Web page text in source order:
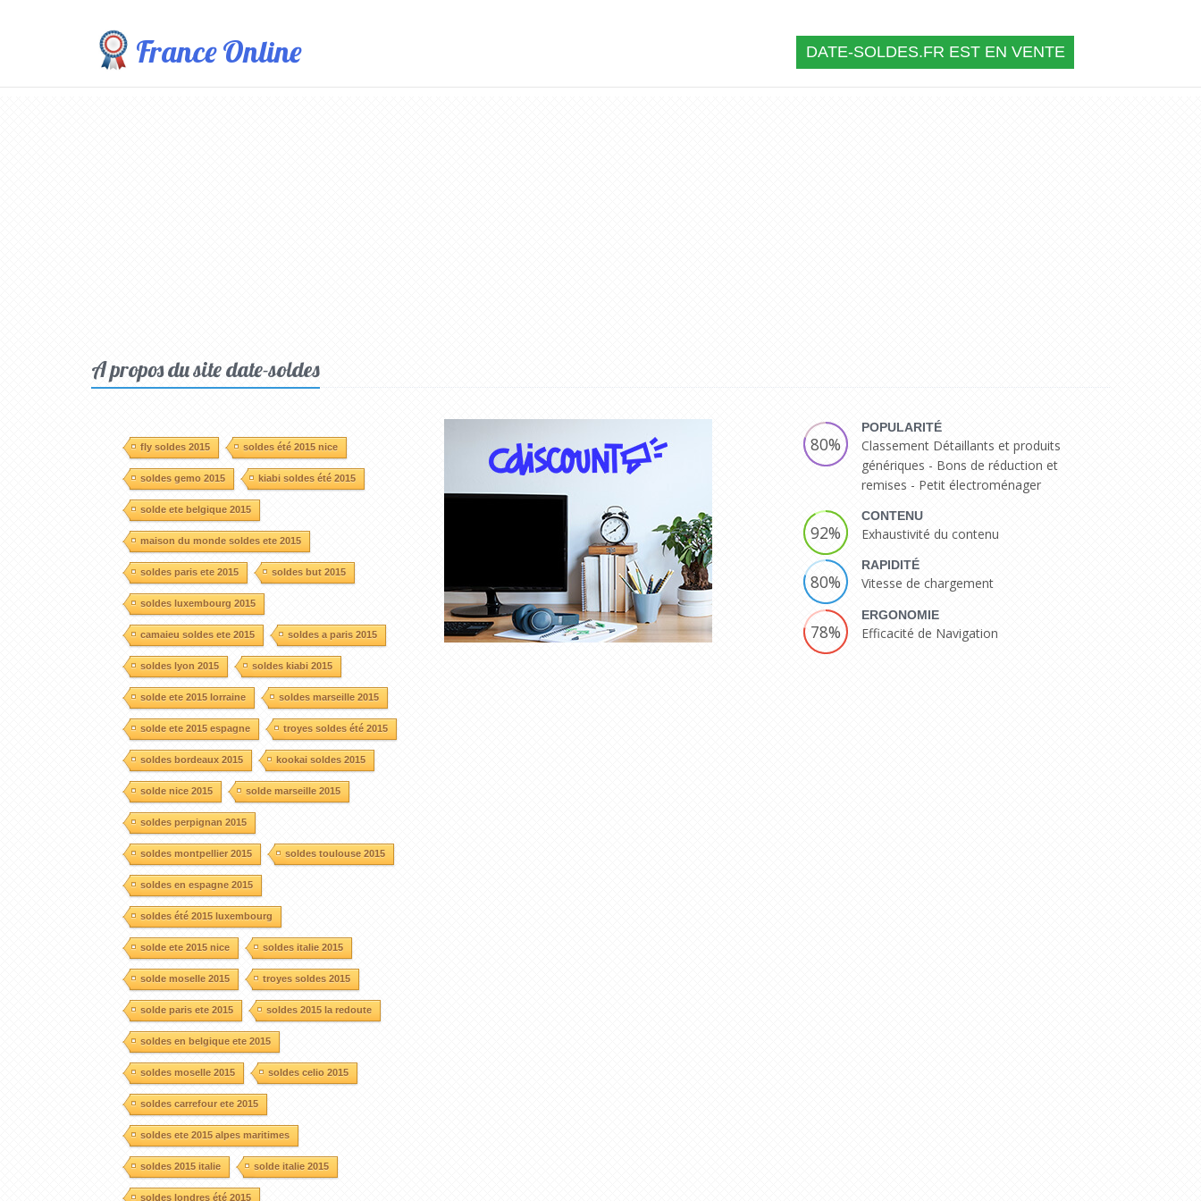
France Online DATE-SOLDES.FR EST EN VENTE
A propos du site date-soldes
fly soldes 2015 soldes été 2015 nice
soldes gemo 2015 kiabi soldes été 2015
solde ete belgique 2015
maison du monde soldes ete 2015
soldes paris ete 2015 soldes but 2015
soldes luxembourg 2015
camaieu soldes ete 2015 soldes a paris 2015
soldes lyon 2015 soldes kiabi 2015
solde ete 2015 lorraine soldes marseille 2015
solde ete 2015 espagne troyes soldes été 2015
soldes bordeaux 2015 kookai soldes 2015
solde nice 2015 solde marseille 2015
soldes perpignan 2015
soldes montpellier 2015 soldes toulouse 2015
soldes en espagne 2015
soldes été 2015 luxembourg
solde ete 2015 nice soldes italie 2015
solde moselle 2015 troyes soldes 2015
solde paris ete 2015 soldes 2015 la redoute
soldes en belgique ete 2015
soldes moselle 2015 soldes celio 2015
soldes carrefour ete 2015
soldes ete 2015 alpes maritimes
soldes 2015 italie solde italie 2015
soldes londres été 2015
80%
POPULARITÉ
Classement Détaillants et produits
génériques - Bons de réduction et
remises - Petit électroménager
92%
CONTENU
Exhaustivité du contenu
80%
RAPIDITÉ
Vitesse de chargement
78%
ERGONOMIE
Efficacité de Navigation